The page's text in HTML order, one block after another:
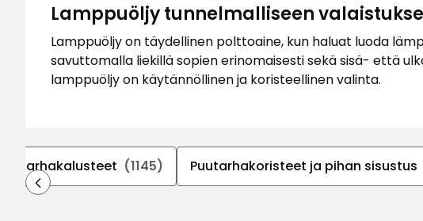
Lamppuöljy tunnelmalliseen
Lamppuöljy on täydellinen polttoaine, kun haluat luoda
savuttomalla liekillä sopien erinomaisesti sekä sisä- että
lamppuöljy on käytännöllinen ja koristeellinen valinta.
(1145) Puutarhakoristeet ja pihan sisustus